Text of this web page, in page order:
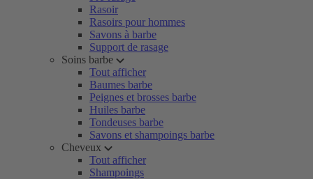
Rasoir
Rasoirs pour hommes
Savons à barbe
Support de rasage
Soins barbe
Tout afficher
Baumes barbe
Peignes et brosses barbe
Huiles barbe
Tondeuses barbe
Savons et shampoings barbe
Cheveux
Tout afficher
Shampoings